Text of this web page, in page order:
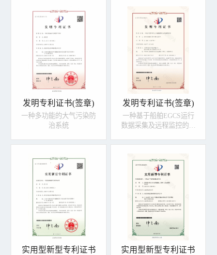
发明专利证书(签章)
一种多功能的大气污染防
治系统
发明专利证书(签章)
一种基于船舶EGCS运行
数据采集及远程监控的系
实用型新型专利证书 实用型新型专利证书